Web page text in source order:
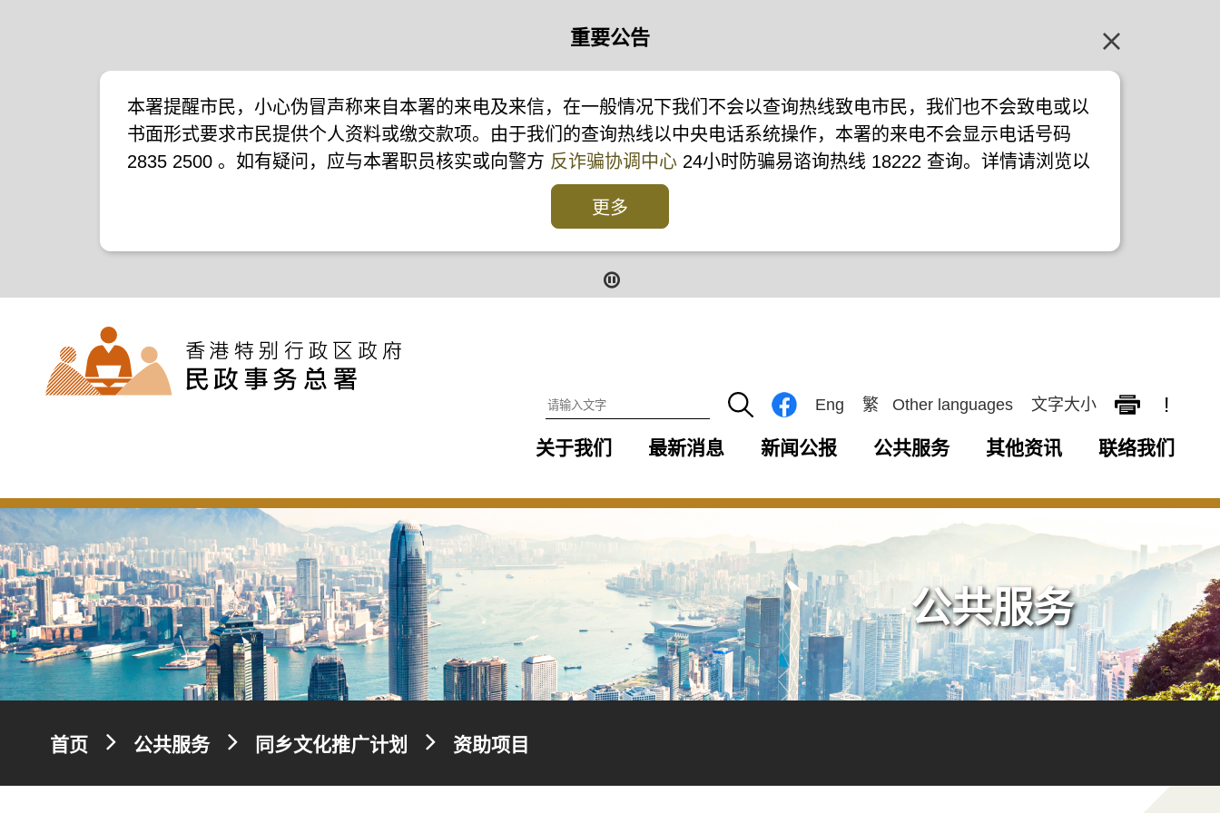
重要公告
本署提醒市民，小心伪冒声称来自本署的来电及来信，在一般情况下我们不会以查询热线致电市民，我们也不会致电或以
书面形式要求市民提供个人资料或缴交款项。由于我们的查询热线以中央电话系统操作，本署的来电不会显示电话号码
2835 2500 。如有疑问，应与本署职员核实或向警方 反诈骗协调中心 24小时防骗易谘询热线 18222 查询。详情请浏览以
二零一九年十月八日的新闻公报
二零一九年七月二十六日的新闻公报
二零一七年四月二十八日的新闻公报
二零一七年四月五日的新闻公报
更多
Eng 繁 Other languages 文字大小 !
关于我们 最新消息 新闻公报 公共服务 其他资讯 联络我们
公共服务
首页 公共服务 同乡文化推广计划 资助项目